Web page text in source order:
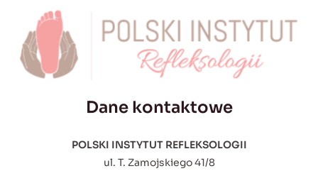
Dane kontaktowe
POLSKI INSTYTUT REFLEKSOLOGII
ul. T. Zamojskiego 41/8